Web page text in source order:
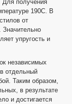
Для получения
190С. В
от
Значительно
упругость и
независимых
отдельный
Таким образом,
в результате
и достигается